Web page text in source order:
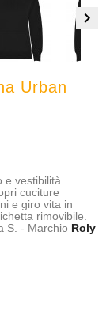

Urban
e vestibilità
cuciture
e giro vita in
rimovibile.
S. - Marchio Roly